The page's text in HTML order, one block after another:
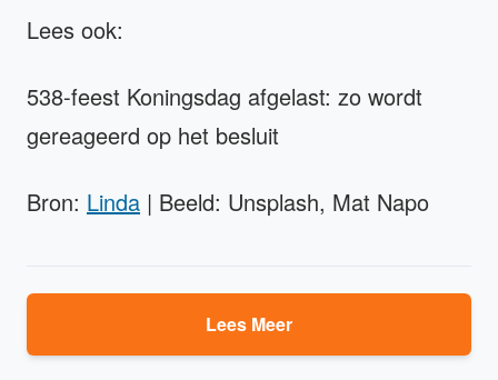
Lees ook:
538-feest Koningsdag afgelast: zo wordt
gereageerd op het besluit
Bron: Linda | Beeld: Unsplash, Mat Napo
Lees Meer